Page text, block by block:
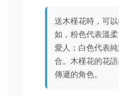
送木槿花時，可
如，粉色代表溫
愛人；白色代表
合。木槿花的花
傳遞的角色。